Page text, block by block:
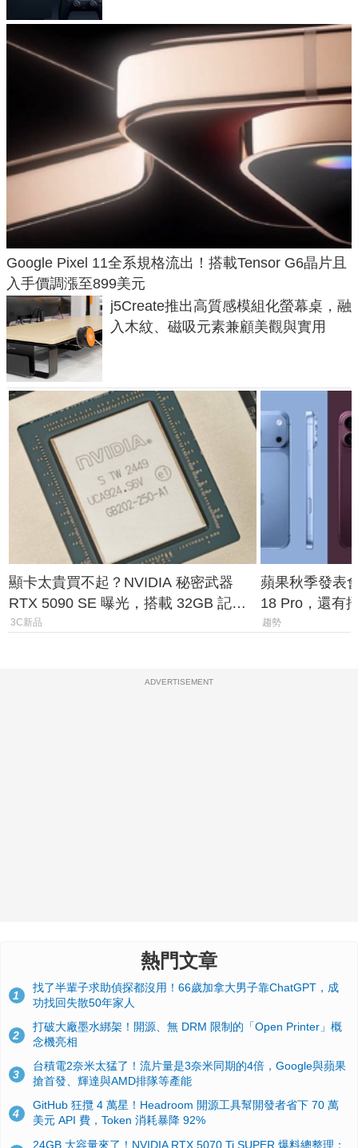
Google Pixel 11全系規格流出！搭載Tensor G6晶片且
入手價調漲至899美元
j5Create推出高質感模組化螢幕桌，融
入木紋、磁吸元素兼顧美觀與實用
顯卡太貴買不起？NVIDIA 秘密武器
RTX 5090 SE 曝光，搭載 32GB 記憶
體
3C新品
蘋果秋季發表
18 Pro，還有
測一次看
趨勢
ADVERTISEMENT
熱門文章
1
找了半輩子求助偵探都沒用！66歲加拿大男子靠ChatGPT，成
功找回失散50年家人
2
打破大廠墨水綁架！開源、無 DRM 限制的「Open Printer」概
念機亮相
3
台積電2奈米太猛了！流片量是3奈米同期的4倍，Google與蘋果
搶首發、輝達與AMD排隊等產能
4
GitHub 狂攬 4 萬星！Headroom 開源工具幫開發者省下 70 萬
美元 API 費，Token 消耗暴降 92%
24GB 大容量來了！NVIDIA RTX 5070 Ti SUPER 爆料總整理：